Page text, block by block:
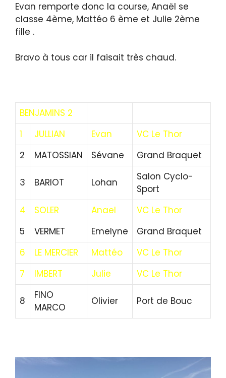
Evan remporte donc la course, Anaël se
classe 4ème, Mattéo 6 ème et Julie 2ème
fille .
Bravo à tous car il faisait très chaud.
BENJAMINS 2
1
JULLIAN Evan
VC Le Thor
2
MATOSSIAN Sévane Grand Braquet
3 BARIOT Lohan
Salon Cyclo-
Sport
4
SOLER Anael
VC Le Thor
5
VERMET Emelyne
Grand Braquet
6
LE MERCIER Mattéo
VC Le Thor
7
IMBERT Julie VC Le Thor
8
FINO
MARCO
Olivier Port de Bouc